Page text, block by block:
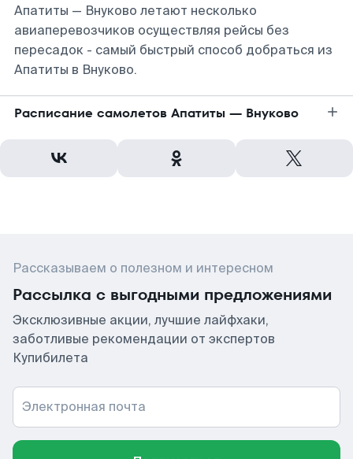
Апатиты — Внуково летают несколько
авиаперевозчиков осуществляя рейсы без
пересадок - самый быстрый способ добраться из
Апатиты в Внуково.
Расписание самолетов Апатиты — Внуково
Рассказываем о полезном и интересном
Рассылка с выгодными предложениями
Эксклюзивные акции, лучшие лайфхаки,
заботливые рекомендации от экспертов
Купибилета
Электронная почта